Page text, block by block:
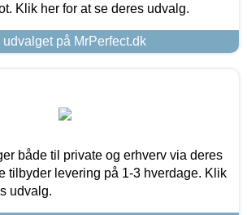
Klik her for at se deres udvalg.
udvalget på MrPerfect.dk
både til private og erhverv via deres
tilbyder levering på 1-3 hverdage. Klik
udvalg.